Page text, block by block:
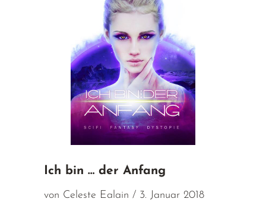
Ich bin … der Anfang
von Celeste Ealain / 3. Januar 2018